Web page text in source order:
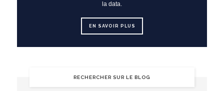
la data.
EN SAVOIR PLUS
RECHERCHER SUR LE BLOG